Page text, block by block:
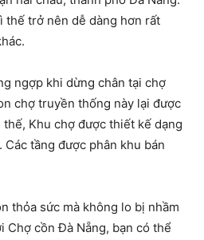
thế trở nên dễ dàng hơn rất
ngợp khi dừng chân tại chợ
chợ truyền thống này lại được
Khu chợ được thiết kế dạng
Các tầng được phân khu bán
thỏa sức mà không lo bị nhầm
Chợ cồn Đà Nẵng, bạn có thể